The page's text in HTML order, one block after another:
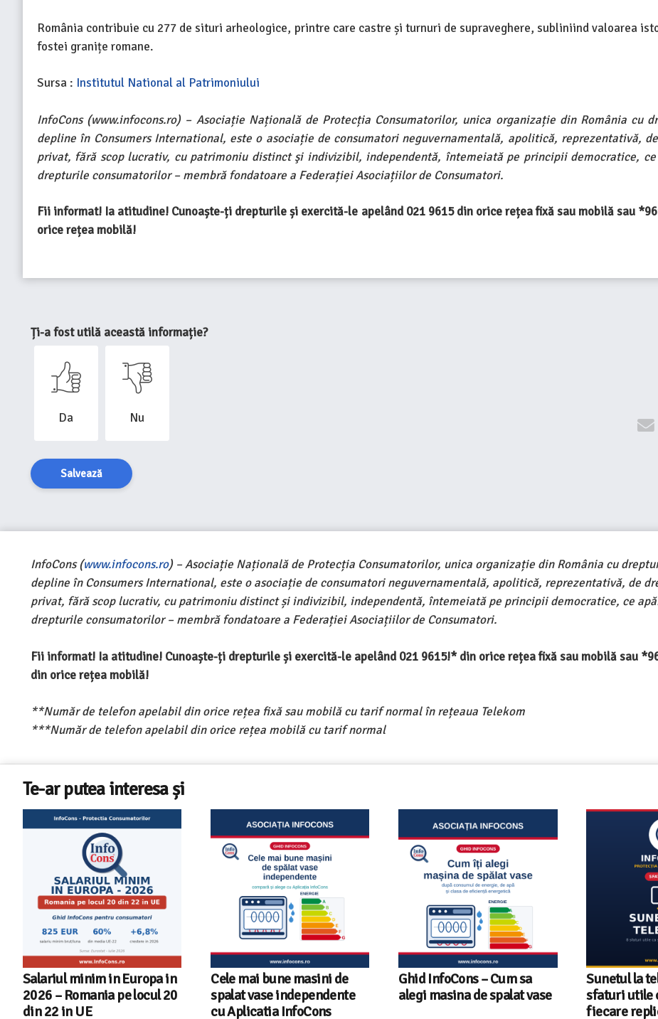
România contribuie cu 277 de situri arheologice, printre care castre și turnuri de supraveghere, subliniind valoarea
fostei granițe romane.
Sursa : Institutul National al Patrimoniului
InfoCons (www.infocons.ro) – Asociație Națională de Protecția Consumatorilor, unica organizație din România cu
depline în Consumers International, este o asociație de consumatori neguvernamentală, apolitică, reprezentativă,
privat, fără scop lucrativ, cu patrimoniu distinct şi indivizibil, independentă, întemeiată pe principii democratice, ce
drepturile consumatorilor – membră fondatoare a Federației Asociațiilor de Consumatori.
Fii informat! Ia atitudine! Cunoaște-ți drepturile și exercită-le apelând 021 9615 din orice rețea fixă sau mobilă sau
orice rețea mobilă!
Ți-a fost utilă această informație?
Da Nu
Salvează
InfoCons (www.infocons.ro) – Asociație Națională de Protecția Consumatorilor, unica organizație din România cu
depline în Consumers International, este o asociație de consumatori neguvernamentală, apolitică, reprezentativă, de
privat, fără scop lucrativ, cu patrimoniu distinct și indivizibil, independentă, întemeiată pe principii democratice, ce
drepturile consumatorilor – membră fondatoare a Federației Asociațiilor de Consumatori.
Fii informat! Ia atitudine! Cunoaște-ți drepturile și exercită-le apelând 021 9615!* din orice rețea fixă sau mobilă sau
din orice rețea mobilă!
**Număr de telefon apelabil din orice rețea fixă sau mobilă cu tarif normal în rețeaua Telekom
***Număr de telefon apelabil din orice rețea mobilă cu tarif normal
Te-ar putea interesa și
Salariul minim in Europa in
2026 – Romania pe locul 20
din 22 in UE
Cele mai bune masini de
spalat vase independente
cu Aplicatia InfoCons
Ghid InfoCons – Cum sa
alegi masina de spalat vase
Sunetul la
sfaturi utile
fiecare